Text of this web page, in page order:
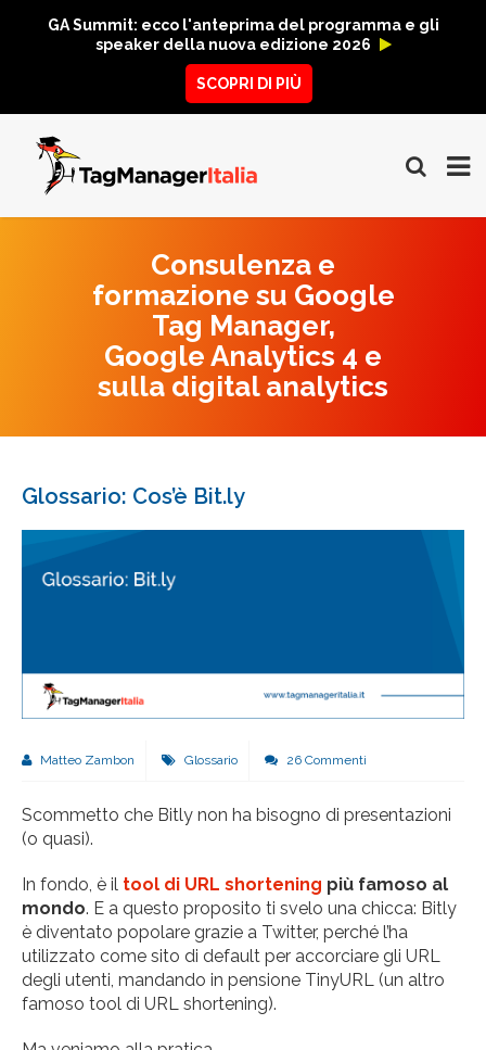
GA Summit: ecco l'anteprima del programma e gli
speaker della nuova edizione 2026
SCOPRI DI PIÙ
Consulenza e
formazione su Google
Tag Manager,
Google Analytics 4 e
sulla digital analytics
Glossario: Cos’è Bit.ly
Matteo Zambon Glossario 26 Commenti
Scommetto che Bitly non ha bisogno di presentazioni
(o quasi).
In fondo, è il tool di URL shortening più famoso al
mondo. E a questo proposito ti svelo una chicca: Bitly
è diventato popolare grazie a Twitter, perché l’ha
utilizzato come sito di default per accorciare gli URL
degli utenti, mandando in pensione TinyURL (un altro
famoso tool di URL shortening).